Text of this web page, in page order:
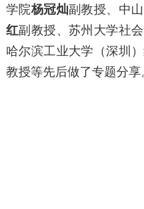
学院杨冠灿副教授、中
红副教授、苏州大学社
哈尔滨工业大学（深圳
教授等先后做了专题分享